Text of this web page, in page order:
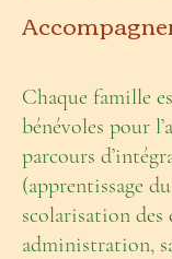
Chaque famille
bénévoles pour
parcours
(apprentissage
scolarisation des
administration,